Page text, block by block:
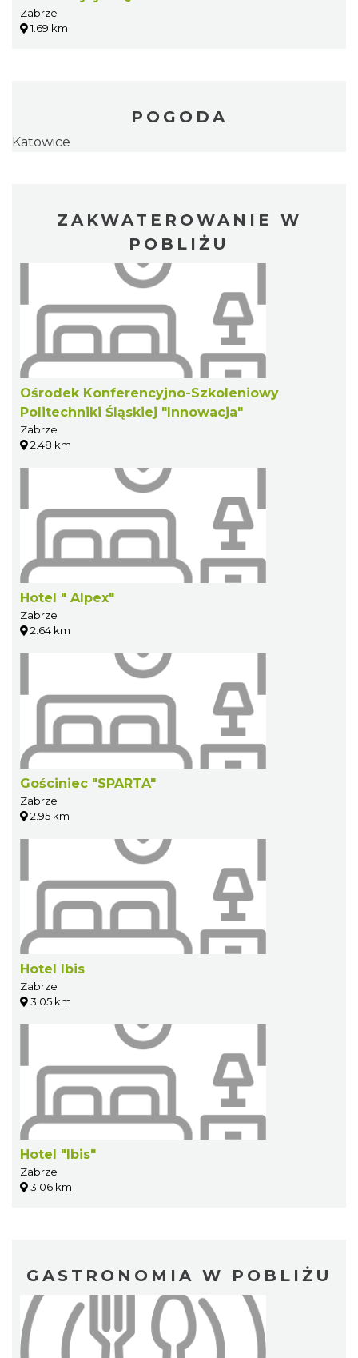
Zabrze
1.69 km
POGODA
Katowice
ZAKWATEROWANIE W
POBLIŻU
Ośrodek Konferencyjno-Szkoleniowy
Politechniki Śląskiej "Innowacja"
Zabrze
2.48 km
Hotel " Alpex"
Zabrze
2.64 km
Gościniec "SPARTA"
Zabrze
2.95 km
Hotel Ibis
Zabrze
3.05 km
Hotel "Ibis"
Zabrze
3.06 km
GASTRONOMIA W POBLIŻU